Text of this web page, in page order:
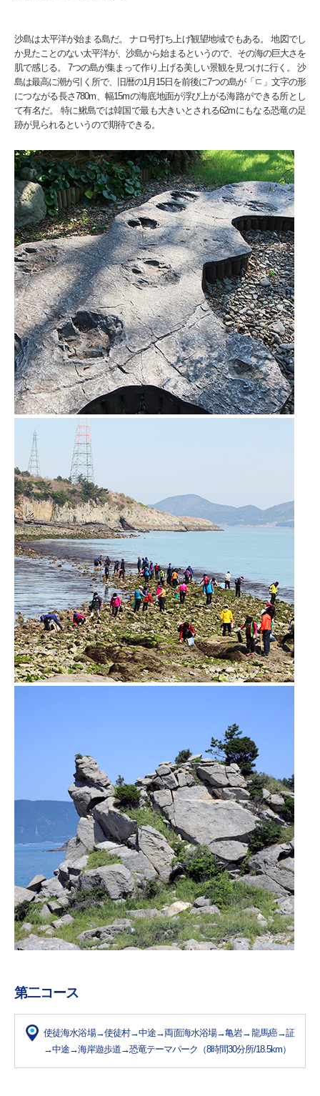
沙島は太平洋が始まる島だ。 ナロ号打ち上げ観望地域でもある。 地図でし
か見たことのない太平洋が、沙島から始まるというので、その海の巨大さを
肌で感じる。 7つの島が集まって作り上げる美しい景観を見つけに行く。 沙
島は最高に潮が引く所で、旧暦の1月15日を前後に7つの島が「ㄷ」文字の形
につながる長さ780m、幅15mの海底地面が浮び上がる海路ができる所とし
て有名だ。 特に鰍島では韓国で最も大きいとされる62mにもなる恐竜の足
跡が見られるというので期待できる。
第二コース
使徒海水浴場→使徒村→中途→両面海水浴場→亀岩→龍馬癌→証
→中途→海岸遊歩道→恐竜テーマパーク（8時間30分所/18.5km）